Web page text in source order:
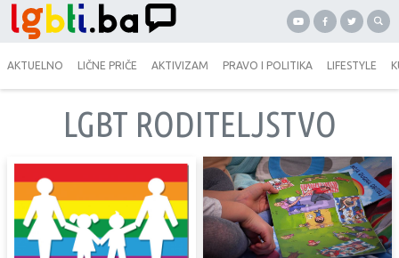
AKTUELNO LIČNE PRIČE AKTIVIZAM PRAVO I POLITIKA LIFESTYLE
LGBT RODITELJSTVO